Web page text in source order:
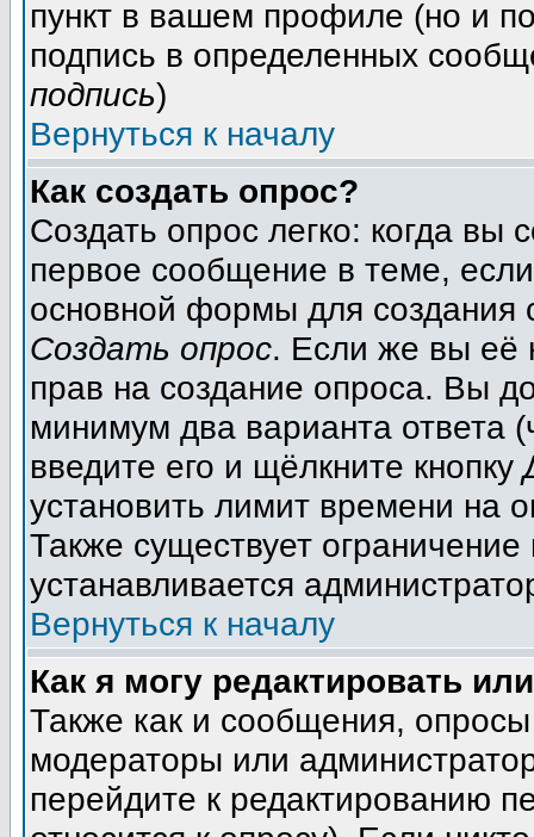
пункт в вашем профиле (но и
подпись в определенных
подпись)
Вернуться к началу
Как создать опрос?
Создать опрос легко: когда вы
первое сообщение в теме,
основной формы для
Создать опрос. Если же вы её
прав на создание опроса. Вы
минимум два варианта ответа
введите его и щёлкните кнопку
установить лимит времени на
Также существует
устанавливается
Вернуться к началу
Как я могу редактировать
Также как и сообщения, опросы
модераторы или
перейдите к редактированию